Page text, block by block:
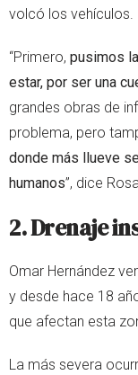
volcó los vehículos.
“Primero, pusimos
estar, por ser una
grandes obras de
problema, pero
donde más llueve
humanos”, dice
2. Drenaje
Omar Hernández
y desde hace 18
que afectan esta
La más severa